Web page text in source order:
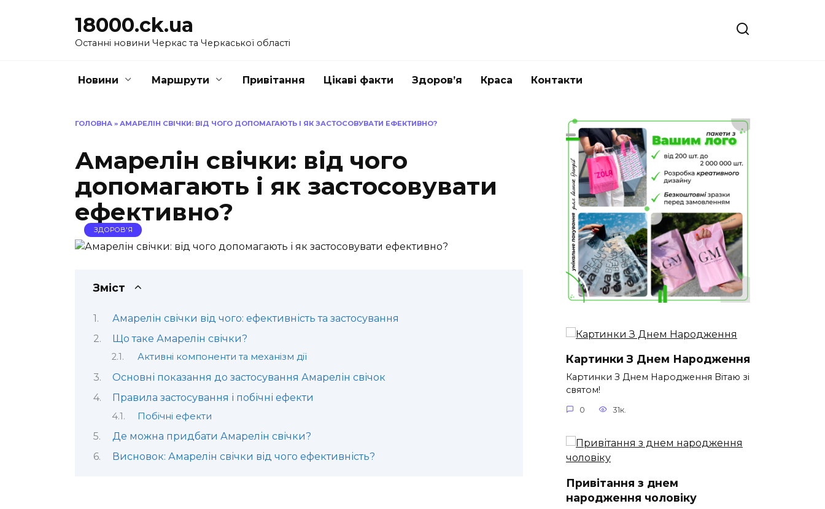
18000.ck.ua
Останні новини Черкас та Черкаської області
Новини Маршрути Привітання Цікаві факти Здоров’я Краса Контакти
ГОЛОВНА » АМАРЕЛІН СВІЧКИ: ВІД ЧОГО ДОПОМАГАЮТЬ І ЯК ЗАСТОСОВУВАТИ ЕФЕКТИВНО?
Амарелін свічки: від чого
допомагають і як застосовувати
ефективно?
ЗДОРОВ'Я
Зміст
Амарелін свічки від чого: ефективність та застосування
Що таке Амарелін свічки?
Активні компоненти та механізм дії
Основні показання до застосування Амарелін свічок
Правила застосування і побічні ефекти
Побічні ефекти
Де можна придбати Амарелін свічки?
Висновок: Амарелін свічки від чого ефективність?
Картинки З Днем Народження
Картинки З Днем Народження Вітаю зі
святом!
0 31к.
Привітання з днем
народження чоловіку